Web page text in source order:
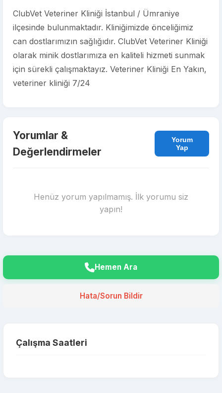
ClubVet Veteriner Kliniği İstanbul / Ümraniye
ilçesinde bulunmaktadır. Kliniğimizde önceliğimiz
can dostlarımızın sağlığıdır. ClubVet Veteriner Kliniği
olarak minik dostlarımıza en kaliteli hizmeti sunmak
için sürekli çalışmaktayız. Veteriner Kliniği En Yakın,
veteriner kliniği 7/24
Yorumlar &
Değerlendirmeler
Yorum
Yap
Henüz yorum yapılmamış. İlk yorumu siz
yapın!
Hemen Ara
Hata/Sorun Bildir
Çalışma Saatleri